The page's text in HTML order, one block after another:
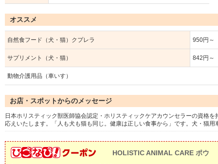
オススメ
自然食フード（犬・猫）クプレラ 950円～
サプリメント（犬・猫） 842円
動物介護用品（車いす）
お店・スポットからのメッセージ
日本ホリスティック獣医師協会認定・ホリスティックケアカウンセラーの資格
応えいたします。「人も犬も猫も同じ。健康は正しい食事から」です。犬・猫
HOLISTIC ANIMAL CARE ポウ